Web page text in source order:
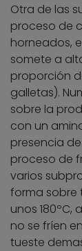
Otra de las
proceso de
horneados,
somete a
proporción
galletas).
sobre la
con un
presencia
proceso de
varios
forma sobre
unos
no se fríen
tueste